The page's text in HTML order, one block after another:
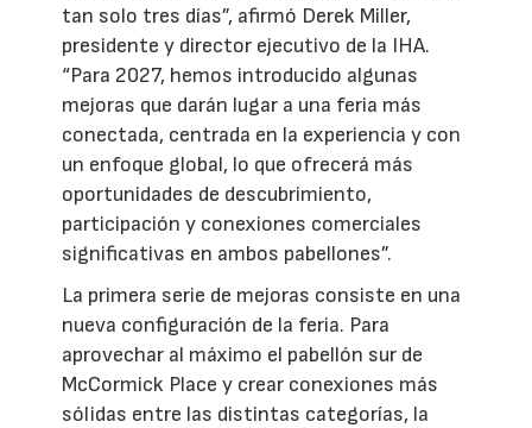
tan solo tres días”, afirmó Derek Miller,
presidente y director ejecutivo de la IHA.
“Para 2027, hemos introducido algunas
mejoras que darán lugar a una feria más
conectada, centrada en la experiencia y con
un enfoque global, lo que ofrecerá más
oportunidades de descubrimiento,
participación y conexiones comerciales
significativas en ambos pabellones”.
La primera serie de mejoras consiste en una
nueva configuración de la feria. Para
aprovechar al máximo el pabellón sur de
McCormick Place y crear conexiones más
sólidas entre las distintas categorías, la